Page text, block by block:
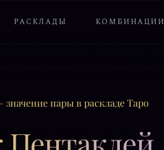
РАСКЛАДЫ КОМБИНАЦИИ
пары в раскладе Таро